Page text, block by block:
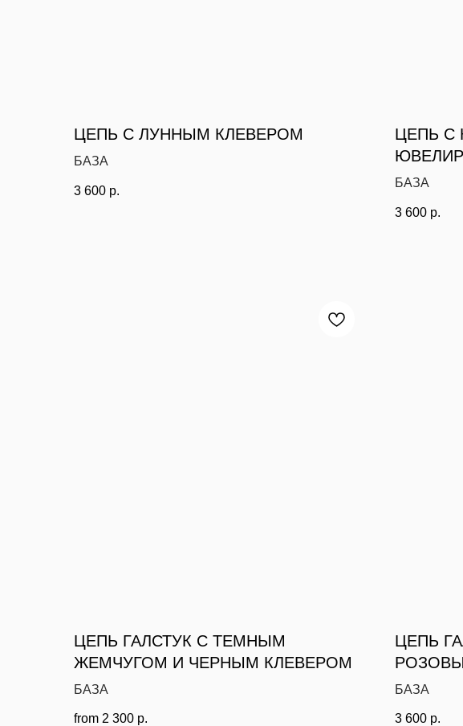
ЦЕПЬ С ЛУННЫМ КЛЕВЕРОМ
БАЗА
3 600 р.
ЦЕПЬ С
БАЗА
3 600 р.
ЦЕПЬ ГАЛСТУК С ТЕМНЫМ
ЖЕМЧУГОМ И ЧЕРНЫМ КЛЕВЕРОМ
БАЗА
from 2 300 р.
ЦЕПЬ
БАЗА
3 600 р.